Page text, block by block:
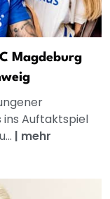
Magdeburg
Auftaktspiel
| mehr